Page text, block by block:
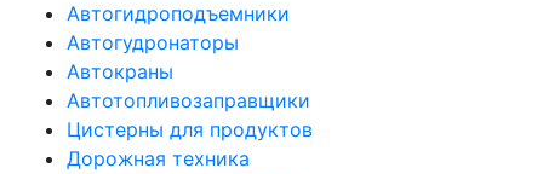
Автогидроподъемники
Автогудронаторы
Автокраны
Автотопливозаправщики
Цистерны для продуктов
Дорожная техника